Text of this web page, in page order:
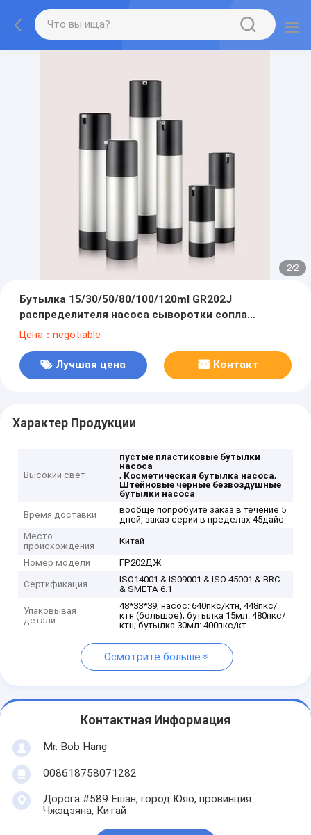
2/2
Бутылка 15/30/50/80/100/120ml GR202J
распределителя насоса сыворотки сопла
скольжения
Цена：negotiable
Лучшая цена Контакт
Характер Продукции
Высокий свет
пустые пластиковые бутылки
насоса
, Косметическая бутылка насоса,
Штейновые черные безвоздушные
бутылки насоса
Время доставки
вообще попробуйте заказ в течение 5
дней, заказ серии в пределах 45дайс
Место
происхождения
Китай
Номер модели ГР202ДЖ
Сертификация
ISO14001 & IS09001 & ISO 45001 & BRC
& SMETA 6.1
Упаковывая
детали
48*33*39, насос: 640пкс/ктн, 448пкс/
ктн (большое); бутылка 15мл: 480пкс/
ктн; бутылка 30мл: 400пкс/кт
Осмотрите больше
Контактная Информация
Mr. Bob Hang
008618758071282
Дорога #589 Ешан, город Юяо, провинция
Чжэцзяна, Китай